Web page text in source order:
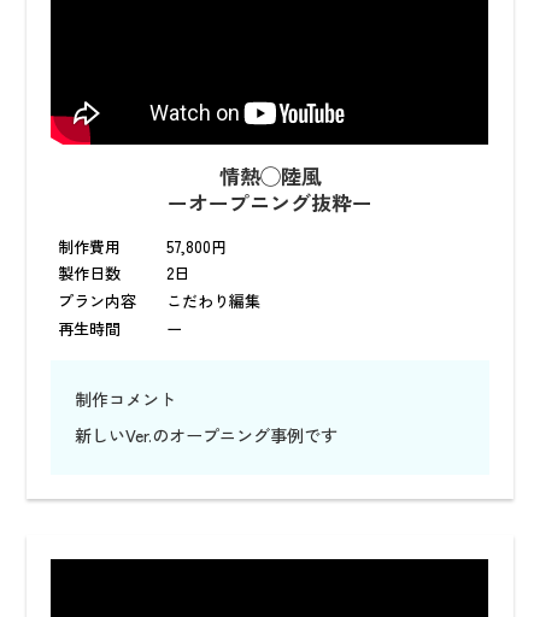
情熱◯陸風
ーオープニング抜粋ー
制作費用
57,800円
製作日数
2日
プラン内容
再生時間
こだわり編集
ー
制作コメント
新しいVer.のオープニング事例です